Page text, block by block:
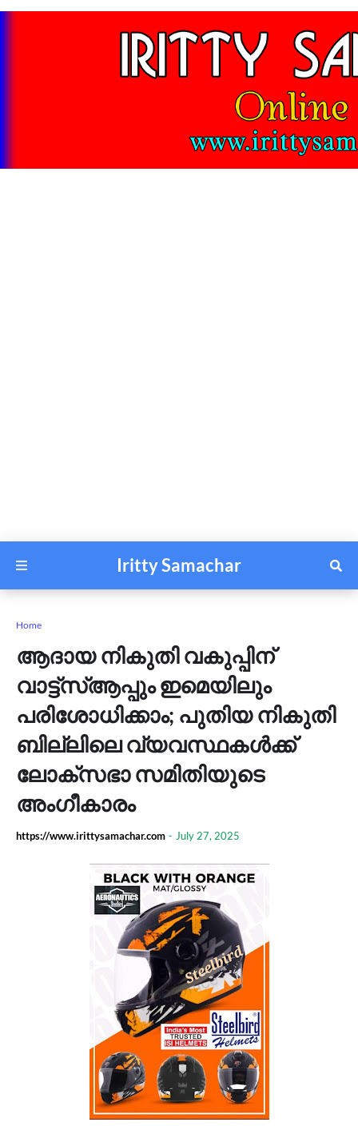
Iritty Samachar
Home
ആദായ നികുതി വകുപ്പിന്
വാട്ട്സ്ആപ്പും ഇമെയിലും
പരിശോധിക്കാം; പുതിയ നികുതി
ബില്ലിലെ വ്യവസ്ഥകള്‍ക്ക്
ലോക്‌സഭാ സമിതിയുടെ
അംഗീകാരം
https://www.irittysamachar.com - July 27, 2025